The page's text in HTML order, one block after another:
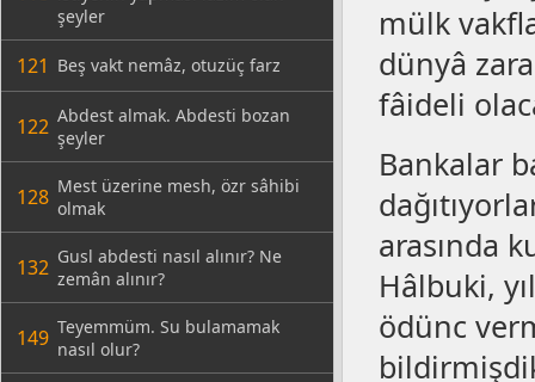
şeyler
121 Beş vakt nemâz, otuzüç farz
122 Abdest almak. Abdesti bozan
şeyler
128 Mest üzerine mesh, özr sâhibi
olmak
132 Gusl abdesti nasıl alınır? Ne
zemân alınır?
149 Teyemmüm. Su bulamamak
nasıl olur?
mülk
dünyâ
fâideli
Bankalar
arasında
Hâlbuki,
ödünc